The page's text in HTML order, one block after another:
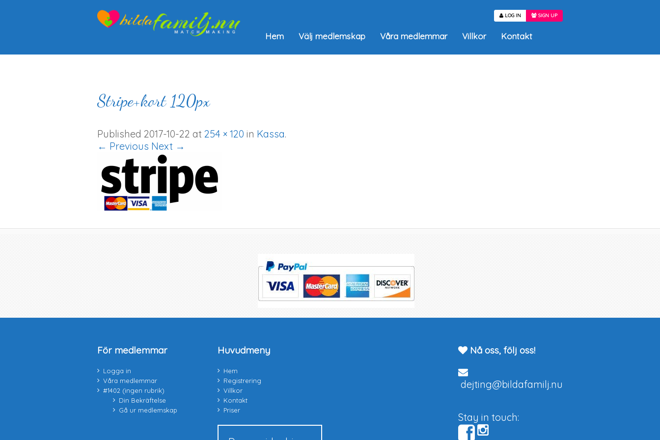
LOG IN SIGN UP
Hem Välj medlemskap Våra medlemmar Villkor Kontakt
Stripe+kort 120px
Published 2017-10-22 at 254 × 120 in Kassa.
← Previous Next →
För medlemmar
Logga in
Våra medlemmar
#1402 (ingen rubrik)
Din Bekräftelse
Gå ur medlemskap
Huvudmeny
Hem
Registrering
Villkor
Kontakt
Priser
Nå oss, följ oss!
dejting@bildafamilj.nu
Stay in touch: